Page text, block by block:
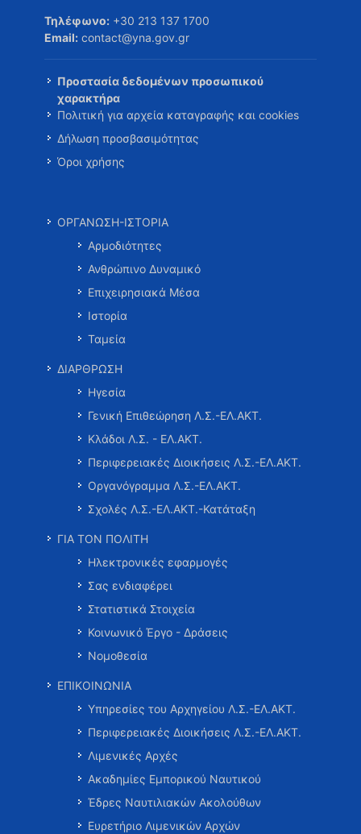
Τηλέφωνο: +30 213 137 1700
Email: contact@yna.gov.gr
Προστασία δεδομένων προσωπικού
χαρακτήρα
Πολιτική για αρχεία καταγραφής και cookies
Δήλωση προσβασιμότητας
Όροι χρήσης
ΟΡΓΑΝΩΣΗ-ΙΣΤΟΡΙΑ
Αρμοδιότητες
Ανθρώπινο Δυναμικό
Επιχειρησιακά Μέσα
Ιστορία
Ταμεία
ΔΙΑΡΘΡΩΣΗ
Ηγεσία
Γενική Επιθεώρηση Λ.Σ.-ΕΛ.ΑΚΤ.
Κλάδοι Λ.Σ. - ΕΛ.ΑΚΤ.
Περιφερειακές Διοικήσεις Λ.Σ.-ΕΛ.ΑΚΤ.
Οργανόγραμμα Λ.Σ.-ΕΛ.ΑΚΤ.
Σχολές Λ.Σ.-ΕΛ.ΑΚΤ.-Κατάταξη
ΓΙΑ ΤΟΝ ΠΟΛΙΤΗ
Ηλεκτρονικές εφαρμογές
Σας ενδιαφέρει
Στατιστικά Στοιχεία
Κοινωνικό Έργο - Δράσεις
Νομοθεσία
ΕΠΙΚΟΙΝΩΝΙΑ
Υπηρεσίες του Αρχηγείου Λ.Σ.-ΕΛ.ΑΚΤ.
Περιφερειακές Διοικήσεις Λ.Σ.-ΕΛ.ΑΚΤ.
Λιμενικές Αρχές
Ακαδημίες Εμπορικού Ναυτικού
Έδρες Ναυτιλιακών Ακολούθων
Ευρετήριο Λιμενικών Αρχών